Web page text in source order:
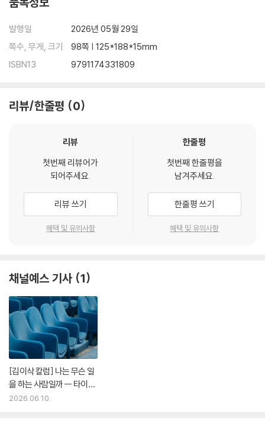
발행일
2026년 05월 29일
쪽수, 무게, 크기
98쪽 | 125*188*15mm
ISBN13
9791174331809
리뷰/한줄평 0
리뷰
첫번째 리뷰어가
되어주세요.
리뷰 쓰기
혜택 및 유의사항
한줄평
첫번째 한줄평을
남겨주세요.
한줄평 쓰기
혜택 및 유의사항
채널예스 기사 1
[김이삭 칼럼] 나는 무슨 일
을 하는 사람일까 ㅡ 타이완
국제 낭독극 페스티벌을 앞
2026.06.10.